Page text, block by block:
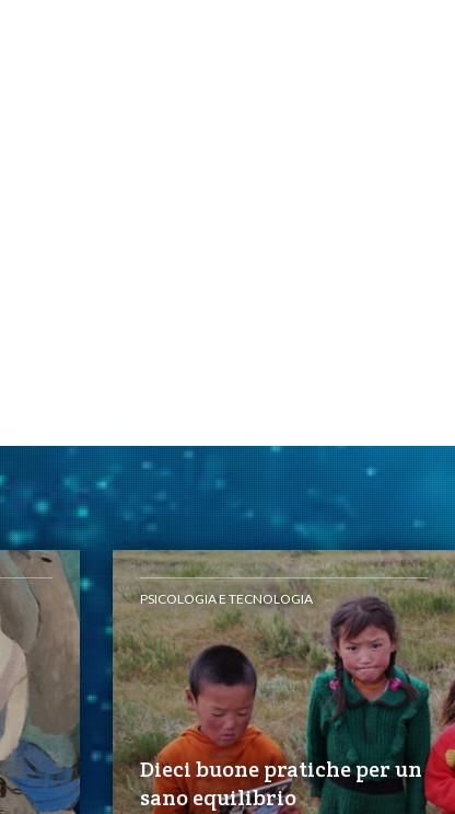
PSICOLOGIA E TECNOLOGIA
Dieci buone pratiche per un
sano equilibrio